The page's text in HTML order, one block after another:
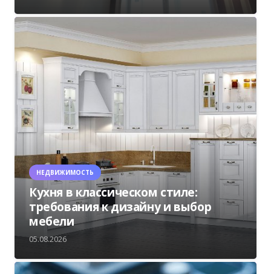
НЕДВИЖИМОСТЬ
Кухня в классическом стиле:
требования к дизайну и выбор
мебели
05.08.2026